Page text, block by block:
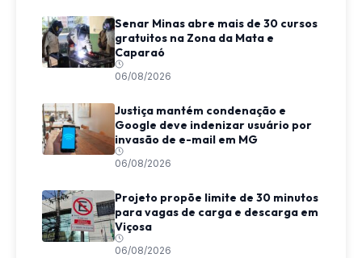
Senar Minas abre mais de 30 cursos
gratuitos na Zona da Mata e
Caparaó
06/08/2026
Justiça mantém condenação e
Google deve indenizar usuário por
invasão de e-mail em MG
06/08/2026
Projeto propõe limite de 30 minutos
para vagas de carga e descarga em
Viçosa
06/08/2026